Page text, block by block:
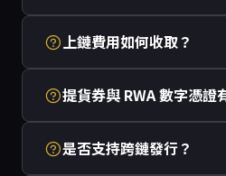
上鏈費用如何收取？
提貨券與 RWA 數字憑證
是否支持跨鏈發行？